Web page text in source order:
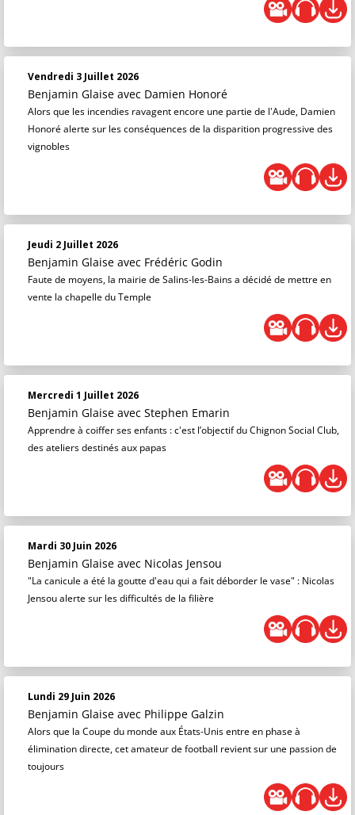
Vendredi 3 Juillet 2026
Benjamin Glaise avec Damien Honoré
Alors que les incendies ravagent encore une partie de l'Aude, Damien
Honoré alerte sur les conséquences de la disparition progressive des
vignobles
Jeudi 2 Juillet 2026
Benjamin Glaise avec Frédéric Godin
Faute de moyens, la mairie de Salins-les-Bains a décidé de mettre en
vente la chapelle du Temple
Mercredi 1 Juillet 2026
Benjamin Glaise avec Stephen Emarin
Apprendre à coiffer ses enfants : c'est l’objectif du Chignon Social Club,
des ateliers destinés aux papas
Mardi 30 Juin 2026
Benjamin Glaise avec Nicolas Jensou
"La canicule a été la goutte d'eau qui a fait déborder le vase" : Nicolas
Jensou alerte sur les difficultés de la filière
Lundi 29 Juin 2026
Benjamin Glaise avec Philippe Galzin
Alors que la Coupe du monde aux États-Unis entre en phase à
élimination directe, cet amateur de football revient sur une passion de
toujours